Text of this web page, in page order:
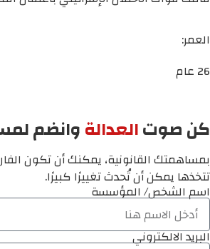
العمر:
26 عام
كن صوتالعدالةوانضم
بمساهمتك القانونية، يمكنك أن تكون
تتخذها يمكن أن تُحدث تغييرًا كبيرًا.
اسم الشخص/ المؤسسة
البريد الالكتروني